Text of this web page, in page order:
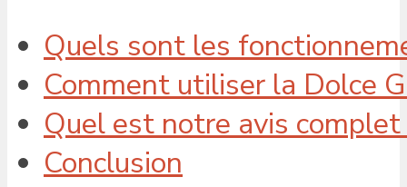
Quels sont les
Comment utiliser la Dolce
Quel est notre avis
Conclusion